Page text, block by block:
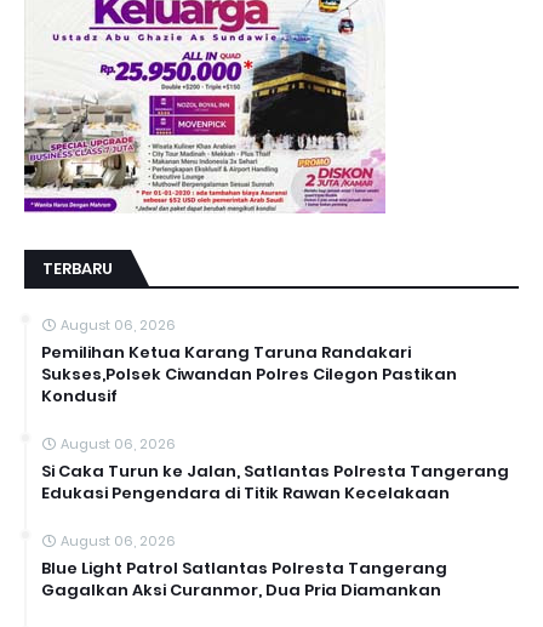
TERBARU
August 06, 2026
Pemilihan Ketua Karang Taruna Randakari
Sukses,Polsek Ciwandan Polres Cilegon Pastikan
Kondusif
August 06, 2026
Si Caka Turun ke Jalan, Satlantas Polresta Tangerang
Edukasi Pengendara di Titik Rawan Kecelakaan
August 06, 2026
Blue Light Patrol Satlantas Polresta Tangerang
Gagalkan Aksi Curanmor, Dua Pria Diamankan